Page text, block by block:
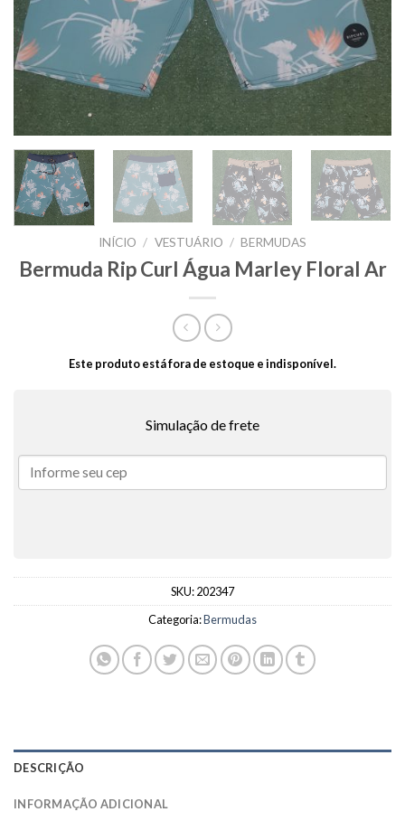
INÍCIO / VESTUÁRIO / BERMUDAS
Bermuda Rip Curl Água Marley Floral Ar
Este produto está fora de estoque e indisponível.
Simulação de frete
SKU:202347
Categoria:Bermudas
DESCRIÇÃO
INFORMAÇÃO ADICIONAL